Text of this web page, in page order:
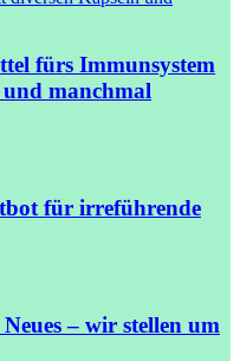
fürs Immunsystem
manchmal
für irreführende
– wir stellen um